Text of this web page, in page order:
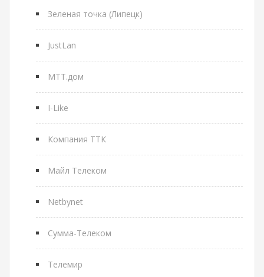
Зеленая точка (Липецк)
JustLan
МТТ.дом
I-Like
Компания ТТК
Майл Телеком
Netbynet
Сумма-Телеком
Телемир